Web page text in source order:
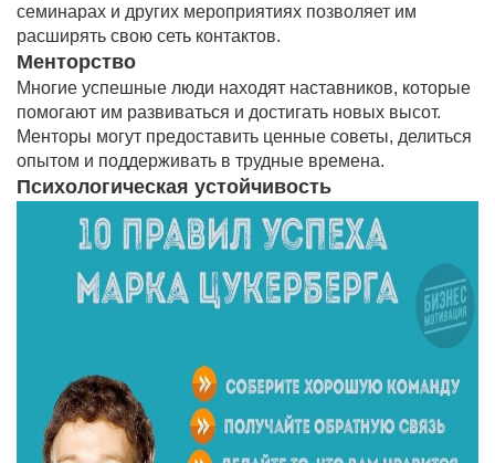
семинарах и других мероприятиях позволяет им
расширять свою сеть контактов.
Менторство
Многие успешные люди находят наставников, которые
помогают им развиваться и достигать новых высот.
Менторы могут предоставить ценные советы, делиться
опытом и поддерживать в трудные времена.
Психологическая устойчивость